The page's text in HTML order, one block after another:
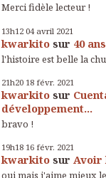
Merci fidèle lecteur !
13h12 04 avril 2021
kwarkito sur 40 ans
l'histoire est belle la
21h20 18 févr. 2021
kwarkito sur
développement...
bravo !
19h18 16 févr. 2021
kwarkito sur Avoir
oui mais j'aime mieux